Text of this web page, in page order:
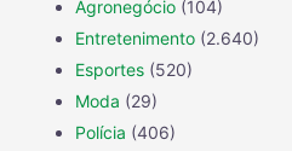
Agronegócio (104)
Entretenimento (2.640)
Esportes (520)
Moda (29)
Polícia (406)